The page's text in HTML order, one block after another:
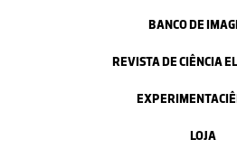
BANCO DE
REVISTA DE CIÊNCIA
LOJA